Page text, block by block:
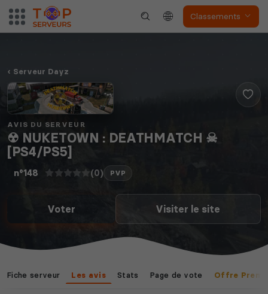
Classements
The Front
Dune Awakening
Nights
Serveur Dayz
AVIS DU SERVEUR
☢ NUKETOWN : DEATHMATCH ☠
[PS4/PS5]
n°148 (0) PVP
Voter Visiter le site
Fiche serveur Les avis Stats Page de vote Offre